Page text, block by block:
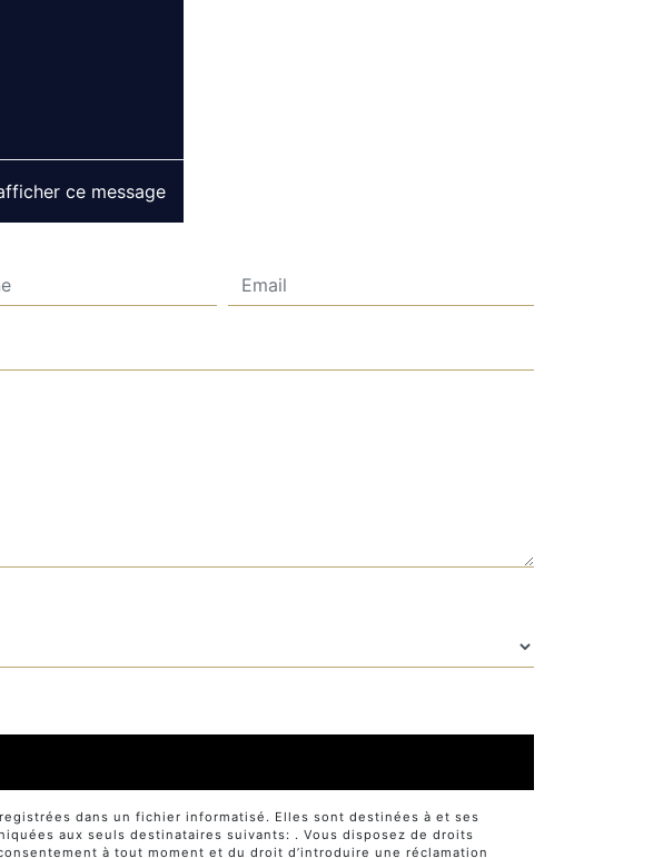
ce message
dans un fichier informatisé. Elles sont destinées à et ses
aux seuls destinataires suivants: . Vous disposez de droits
à tout moment et du droit d’introduire une réclamation